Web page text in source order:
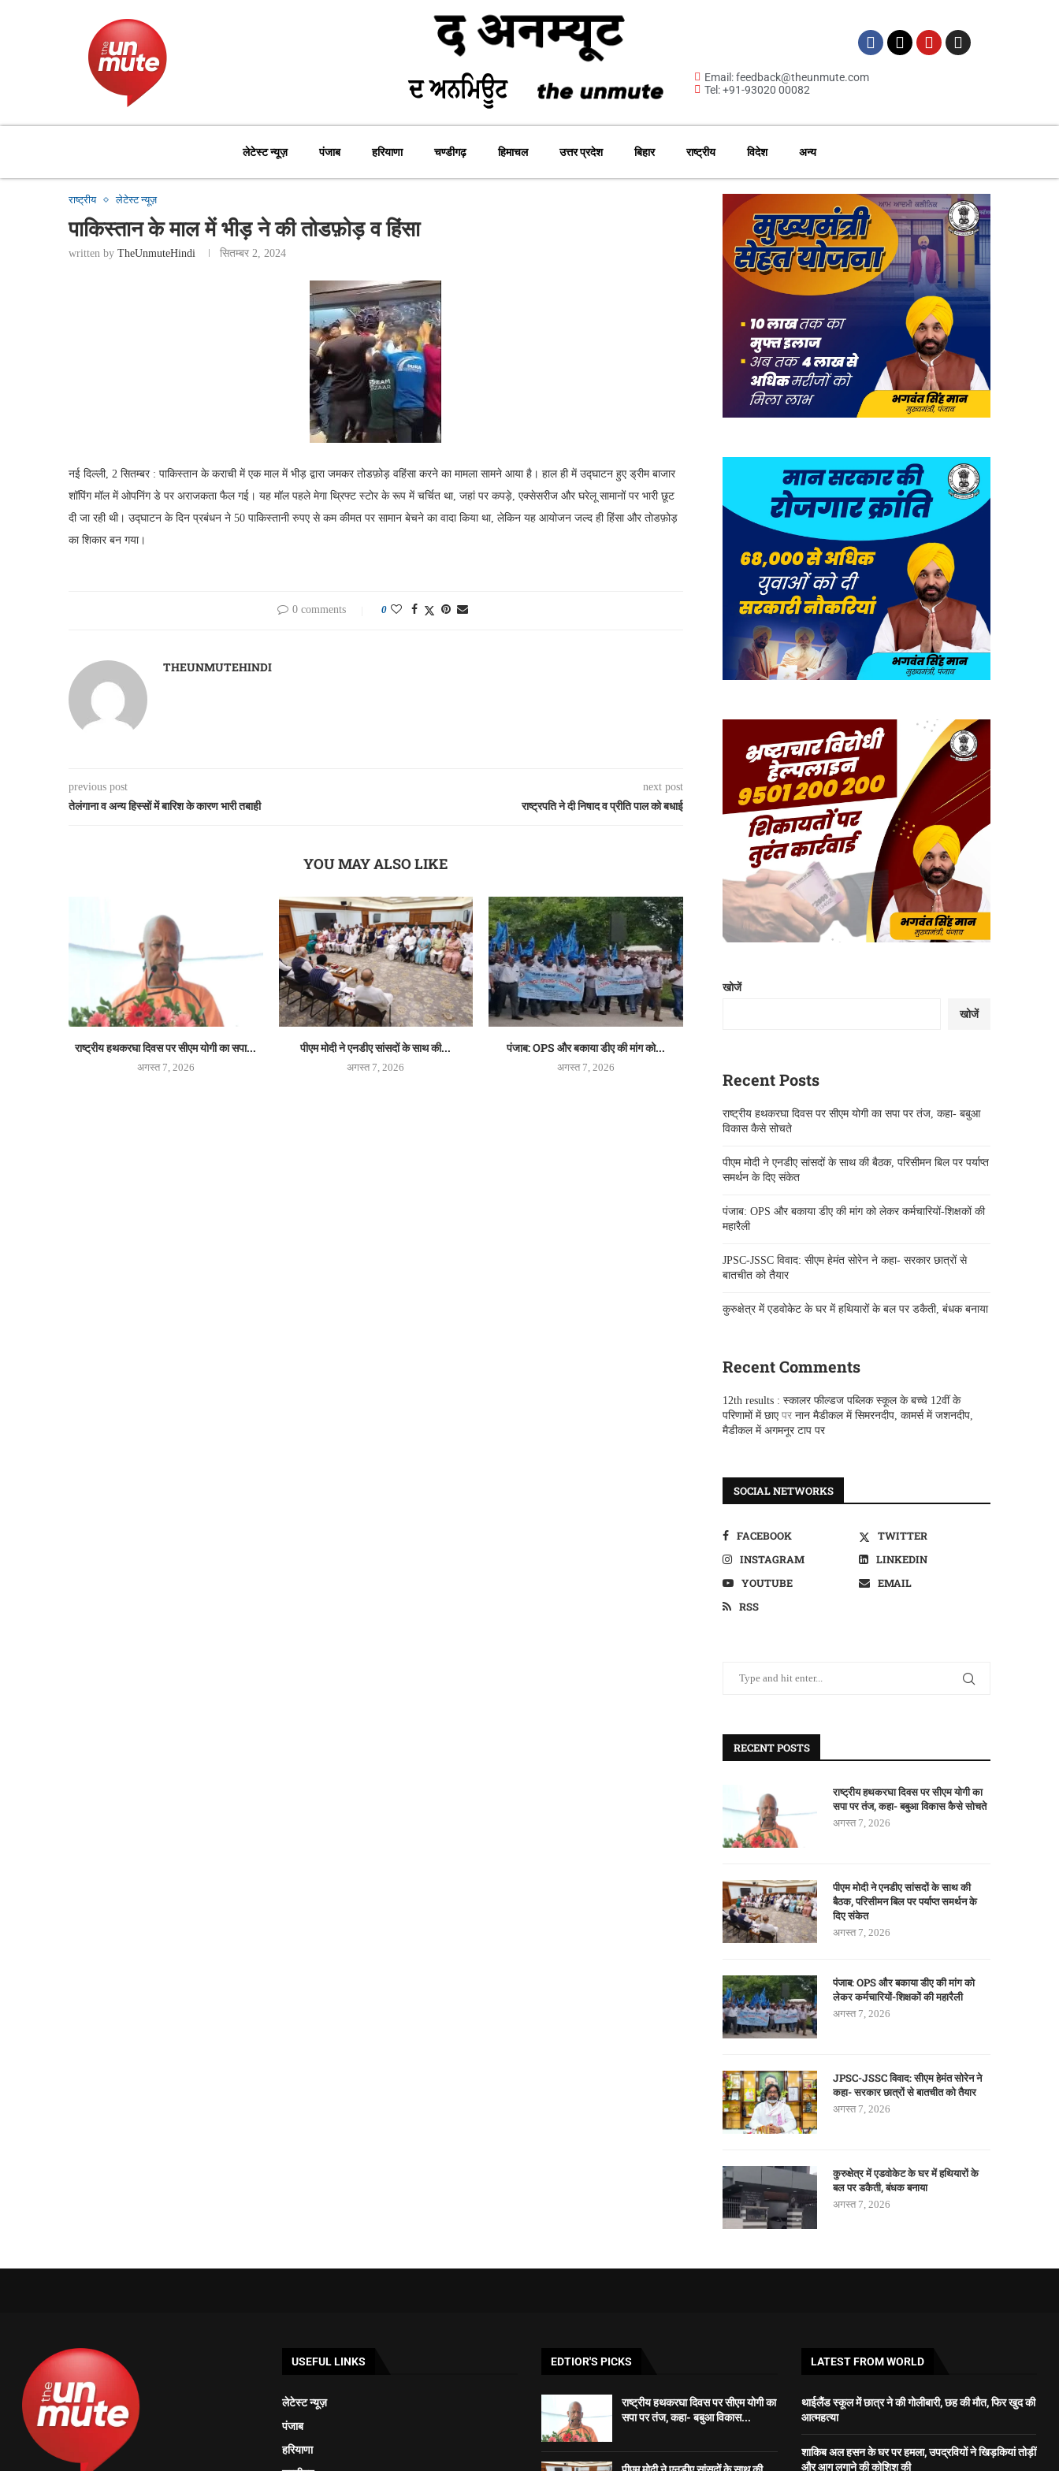
Email: feedback@theunmute.com
Tel: +91-93020 00082
लेटेस्ट न्यूज़ पंजाब हरियाणा चण्डीगढ़ हिमाचल उत्तर प्रदेश बिहार राष्ट्रीय विदेश अन्य
राष्ट्रीय लेटेस्ट न्यूज़
पाकिस्तान के माल में भीड़ ने की तोडफ़ोड़ व हिंसा
written by TheUnmuteHindi सितम्बर 2, 2024
नई दिल्ली, 2 सितम्बर : पाकिस्तान के कराची में एक माल में भीड़ द्वारा जमकर तोडफ़ोड़ वहिंसा करने का मामला सामने आया है। हाल ही में उद्घाटन हुए ड्रीम बाजार
शॉपिंग मॉल में ओपनिंग डे पर अराजकता फैल गई। यह मॉल पहले मेगा थ्रिफ्ट स्टोर के रूप में चर्चित था, जहां पर कपड़े, एक्सेसरीज और घरेलू सामानों पर भारी छूट
दी जा रही थी। उद्घाटन के दिन प्रबंधन ने 50 पाकिस्तानी रुपए से कम कीमत पर सामान बेचने का वादा किया था, लेकिन यह आयोजन जल्द ही हिंसा और तोडफ़ोड़
का शिकार बन गया।
0 comments 0
THEUNMUTEHINDI
previous post
तेलंगाना व अन्य हिस्सों में बारिश के कारण भारी तबाही
next post
राष्ट्रपति ने दी निषाद व प्रीति पाल को बधाई
YOU MAY ALSO LIKE
राष्ट्रीय हथकरघा दिवस पर सीएम योगी का सपा...
अगस्त 7, 2026
पीएम मोदी ने एनडीए सांसदों के साथ की...
अगस्त 7, 2026
पंजाब: OPS और बकाया डीए की मांग को...
अगस्त 7, 2026
खोजें
खोजें
Recent Posts
राष्ट्रीय हथकरघा दिवस पर सीएम योगी का सपा पर तंज, कहा- बबुआ
विकास कैसे सोचते
पीएम मोदी ने एनडीए सांसदों के साथ की बैठक, परिसीमन बिल पर पर्याप्त
समर्थन के दिए संकेत
पंजाब: OPS और बकाया डीए की मांग को लेकर कर्मचारियों-शिक्षकों की
महारैली
JPSC-JSSC विवाद: सीएम हेमंत सोरेन ने कहा- सरकार छात्रों से
बातचीत को तैयार
कुरुक्षेत्र में एडवोकेट के घर में हथियारों के बल पर डकैती, बंधक बनाया
Recent Comments
12th results : स्कालर फील्डज पब्लिक स्कूल के बच्चे 12वीं के
परिणामों में छाएपर नान मैडीकल में सिमरनदीप, कामर्स में जशनदीप,
मैडीकल में अगमनूर टाप पर
SOCIAL NETWORKS
FACEBOOK
TWITTER
INSTAGRAM
LINKEDIN
YOUTUBE
EMAIL
RSS
RECENT POSTS
राष्ट्रीय हथकरघा दिवस पर सीएम योगी का
सपा पर तंज, कहा- बबुआ विकास कैसे सोचते
अगस्त 7, 2026
पीएम मोदी ने एनडीए सांसदों के साथ की
बैठक, परिसीमन बिल पर पर्याप्त समर्थन के
दिए संकेत
अगस्त 7, 2026
पंजाब: OPS और बकाया डीए की मांग को
लेकर कर्मचारियों-शिक्षकों की महारैली
अगस्त 7, 2026
JPSC-JSSC विवाद: सीएम हेमंत सोरेन ने
कहा- सरकार छात्रों से बातचीत को तैयार
अगस्त 7, 2026
कुरुक्षेत्र में एडवोकेट के घर में हथियारों के
बल पर डकैती, बंधक बनाया
अगस्त 7, 2026
USEFUL LINKS
लेटेस्ट न्यूज़
पंजाब
हरियाणा
EDTIOR'S PICKS
राष्ट्रीय हथकरघा दिवस पर सीएम योगी का
सपा पर तंज, कहा- बबुआ विकास...
LATEST FROM WORLD
थाईलैंड स्कूल में छात्र ने की गोलीबारी, छह की मौत, फिर खुद की
आत्महत्या
शाकिब अल हसन के घर पर हमला, उपद्रवियों ने खिड़कियां तोड़ीं
और आग लगाने की कोशिश की